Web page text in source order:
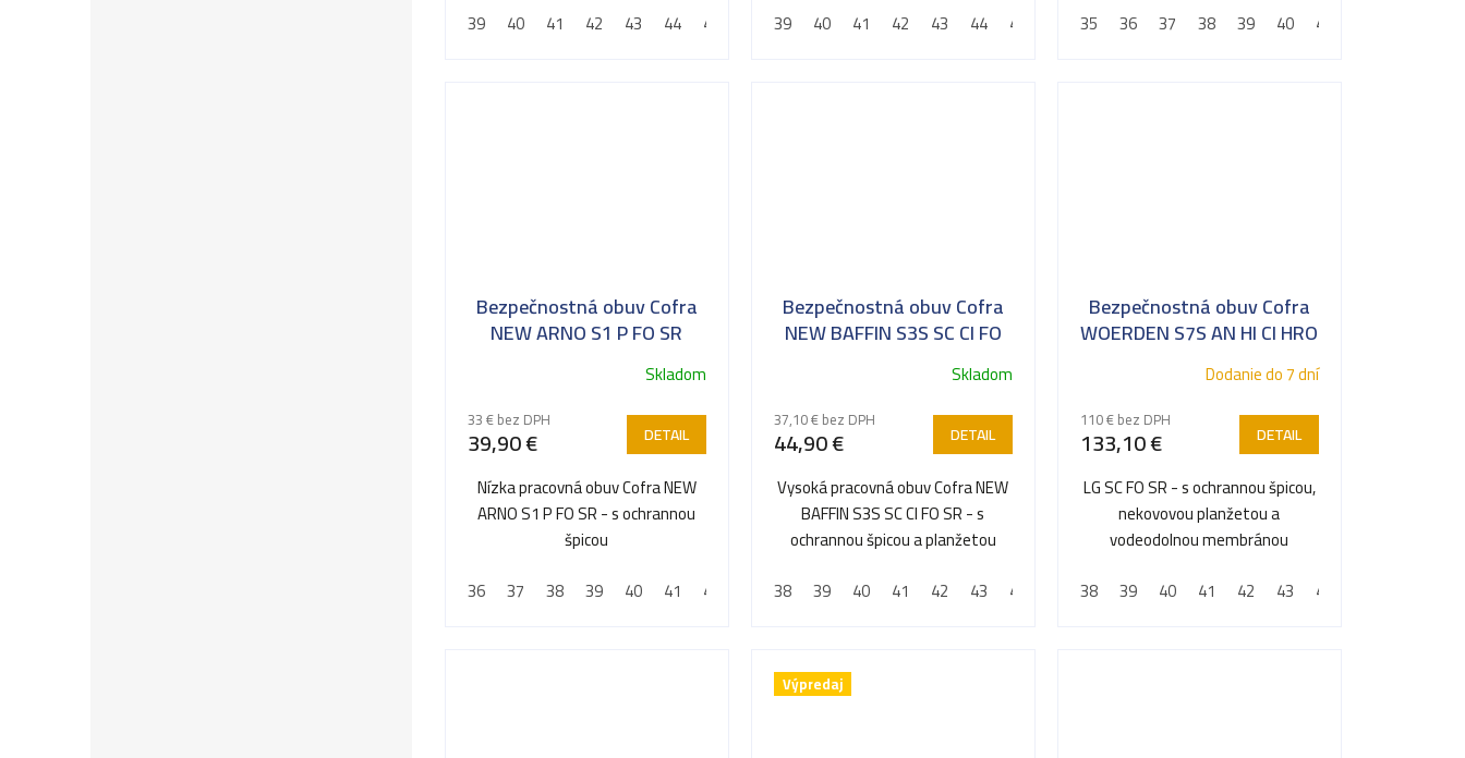
39 40 41 42 43 44 45 47 48
39 40 41 42 43 44 45 47 48
35 36 37 38 39 40 41
Bezpečnostná obuv Cofra
NEW ARNO S1 P FO SR
Skladom
33 € bez DPH
39,90 € DETAIL
Nízka pracovná obuv Cofra NEW
ARNO S1 P FO SR - s ochrannou
špicou
36
37 38 39 40 41 42 44 45 46 47 48
Bezpečnostná obuv Cofra
NEW BAFFIN S3S SC CI FO
Skladom
37,10 € bez DPH
44,90 € DETAIL
Vysoká pracovná obuv Cofra NEW
BAFFIN S3S SC CI FO SR - s
ochrannou špicou a planžetou
38 39 40 41 42 43 44 46 47 48
Bezpečnostná obuv Cofra
WOERDEN S7S AN HI CI HRO
LG SC FO SRDodanie do 7 dní
110 € bez DPH
133,10 € DETAIL
LG SC FO SR - s ochrannou špicou,
nekovovou planžetou a
vodeodolnou membránou
38
39 40 41 42 43 44
Výpredaj